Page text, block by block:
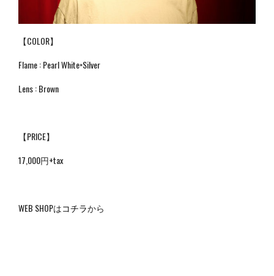
【COLOR】
Flame : Pearl White×Silver
Lens : Brown
【PRICE】
17,000円+tax
WEB SHOPはコチラから